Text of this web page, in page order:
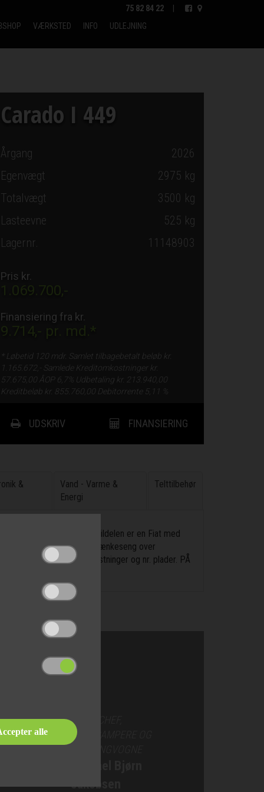
75 82 84 22
VÆRKSTED INFO UDLEJNING
Carado I 449
Årgang
2026
Egenvægt
2975 kg
Totalvægt
3500 kg
Lasteevne
525 kg
Lagernr.
11148903
Pris kr.
1.069.700,-
Finansiering fra kr.
9.714,- pr. md.*
* Løbetid 120 mdr. Samlet tilbagebetalt beløb kr.
1.165.672,-
Samlede Kreditomkostninger kr.
57.675,00 ÅOP 6,7% Udbetaling kr.
213.940,00
Kreditbeløb kr.
855.760,00 Debitorrente 5,11 %
UDSKRIV FINANSIERING
&
Vand - Varme &
Energi
Telttilbehør
separat fryseboks. Bildelen er en Fiat med
dæktrykssensor, Sænkeseng over
er inkl. leveringsomkostninger og nr. plader. PÅ
SALGSCHEF,
AUTOCAMPERE OG
Jakobsen
alle